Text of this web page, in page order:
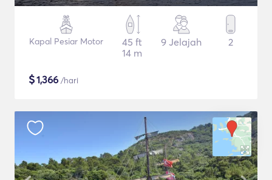
Kapal Pesiar Motor
45 ft
14 m
9 Jelajah 2
$1,366 /hari